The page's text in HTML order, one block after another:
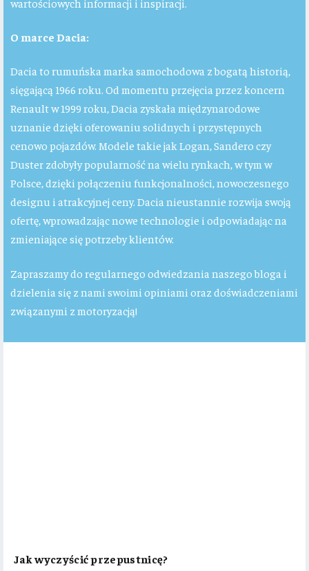
O marce Dacia:
Dacia to rumuńska marka samochodowa z bogatą historią,
sięgającą 1966 roku. Od momentu przejęcia przez koncern
Renault w 1999 roku, Dacia zyskała międzynarodowe
uznanie dzięki oferowaniu solidnych i przystępnych
cenowo pojazdów. Modele takie jak Logan, Sandero czy
Duster zdobyły popularność na wielu rynkach, w tym w
Polsce, dzięki połączeniu funkcjonalności, nowoczesnego
designu i atrakcyjnej ceny. Dacia nieustannie rozwija swoją
ofertę, wprowadzając nowe technologie i odpowiadając na
zmieniające się potrzeby klientów.
Zapraszamy do regularnego odwiedzania naszego bloga i
dzielenia się z nami swoimi opiniami oraz doświadczeniami
związanymi z motoryzacją!
Jak wyczyścić przepustnicę?